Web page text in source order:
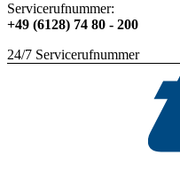
Servicerufnummer:
+49 (6128) 74 80 - 200
24/7 Servicerufnummer